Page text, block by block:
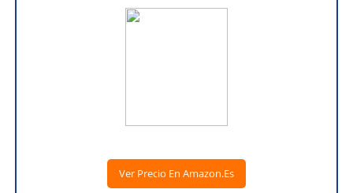
Ver Precio En Amazon.es